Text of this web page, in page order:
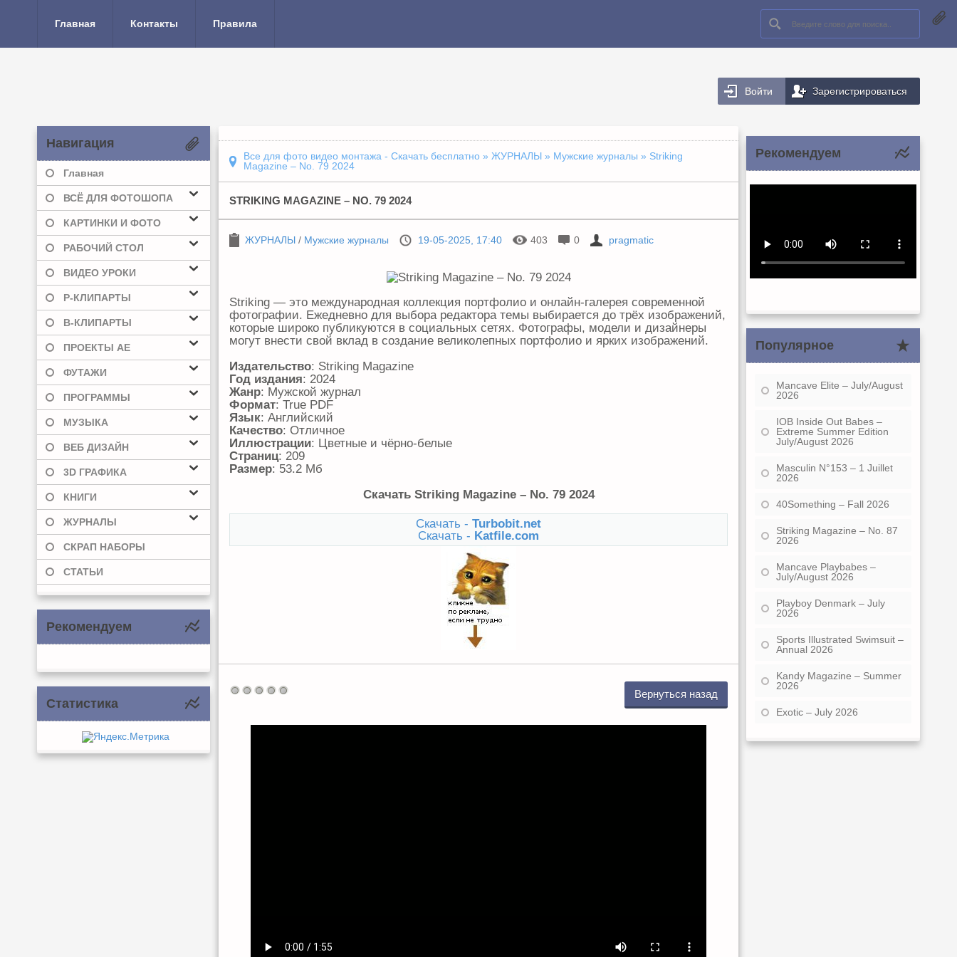
Главная Контакты Правила
Войти Зарегистрироваться
Навигация
Главная
ВСЁ ДЛЯ ФОТОШОПА
КАРТИНКИ И ФОТО
РАБОЧИЙ СТОЛ
ВИДЕО УРОКИ
Р-КЛИПАРТЫ
В-КЛИПАРТЫ
ПРОЕКТЫ AE
ФУТАЖИ
ПРОГРАММЫ
МУЗЫКА
ВЕБ ДИЗАЙН
3D ГРАФИКА
КНИГИ
ЖУРНАЛЫ
СКРАП НАБОРЫ
СТАТЬИ
Рекомендуем
Статистика
Все для фото видео монтажа - Скачать бесплатно » ЖУРНАЛЫ » Мужские журналы » Striking
Magazine – No. 79 2024
STRIKING MAGAZINE – NO. 79 2024
ЖУРНАЛЫ / Мужские журналы 19-05-2025, 17:40 403 0 pragmatic
Striking — это международная коллекция портфолио и онлайн-галерея современной
фотографии. Ежедневно для выбора редактора темы выбирается до трёх изображений,
которые широко публикуются в социальных сетях. Фотографы, модели и дизайнеры
могут внести свой вклад в создание великолепных портфолио и ярких изображений.
Издательство: Striking Magazine
Год издания: 2024
Жанр: Мужской журнал
Формат: True PDF
Язык: Английский
Качество: Отличное
Иллюстрации: Цветные и чёрно-белые
Страниц: 209
Размер: 53.2 Мб
Скачать Striking Magazine – No. 79 2024
Скачать - Turbobit.net
Скачать - Katfile.com
Вернуться назад
Рекомендуем
Популярное
Mancave Elite – July/August
2026
IOB Inside Out Babes –
Extreme Summer Edition
July/August 2026
Masculin N°153 – 1 Juillet
2026
40Something – Fall 2026
Striking Magazine – No. 87
2026
Mancave Playbabes –
July/August 2026
Playboy Denmark – July
2026
Sports Illustrated Swimsuit –
Annual 2026
Kandy Magazine – Summer
2026
Exotic – July 2026